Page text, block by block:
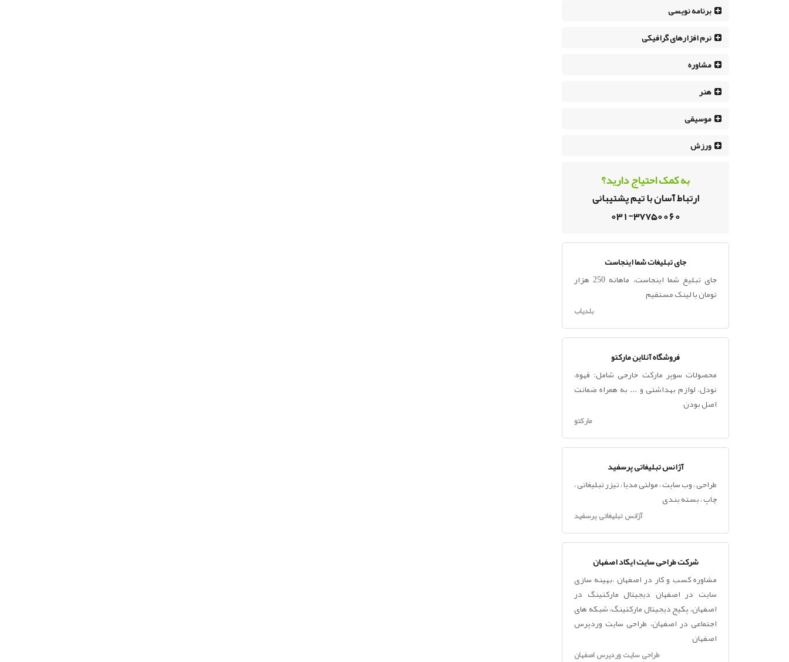
برنامه نویسی
نرم افزار‌های گرافیکی
مشاوره
هنر
موسیقی
ورزش
به کمک احتیاج دارید؟
ارتباط آسان با تیم پشتیبانی
031-37750060
جای تبلیغات شما اینجاست
جای تبلیغ شما اینجاست، ماهانه 250 هزار
تومان با لینک مستقیم
بلدیاب
فروشگاه آنلاین مارکتو
محصولات سوپر مارکت خارجی شامل: قهوه،
نودل، لوازم بهداشتی و ... به همراه ضمانت
اصل بودن
مارکتو
آژانس تبلیغاتی پرسفید
طراحی ، وب سایت ، مولتی مدیا ، تیزر تبلیغاتی ،
چاپ ، بسته بندی
آژانس تبلیغاتی پرسفید
شرکت طراحی سایت ایکاد اصفهان
مشاوره کسب و کار در اصفهان ،بهینه سازی
سایت در اصفهان دیجیتال مارکتینگ در
اصفهان، پکیج دیجیتال مارکتینگ، شبکه های
اجتماعی در اصفهان، طراحی سایت وردپرس
اصفهان
طراحی سایت وردپرس اصفهان